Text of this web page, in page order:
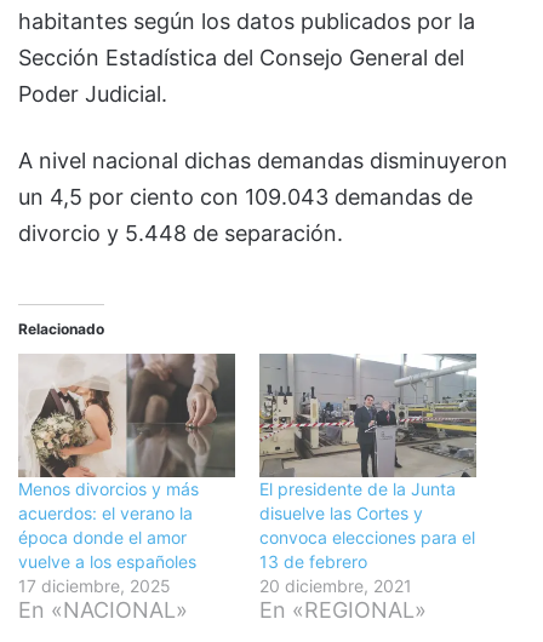
habitantes según los datos publicados por la
Sección Estadística del Consejo General del
Poder Judicial.
A nivel nacional dichas demandas disminuyeron
un 4,5 por ciento con 109.043 demandas de
divorcio y 5.448 de separación.
Relacionado
Menos divorcios y más
acuerdos: el verano la
época donde el amor
vuelve a los españoles
17 diciembre, 2025
En «NACIONAL»
El presidente de la Junta
disuelve las Cortes y
convoca elecciones para el
13 de febrero
20 diciembre, 2021
En «REGIONAL»